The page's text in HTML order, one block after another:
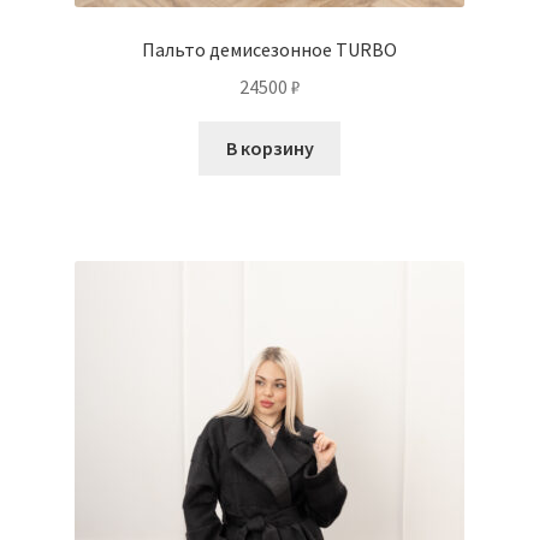
Пальто демисезонное TURBO
24500 ₽
В корзину